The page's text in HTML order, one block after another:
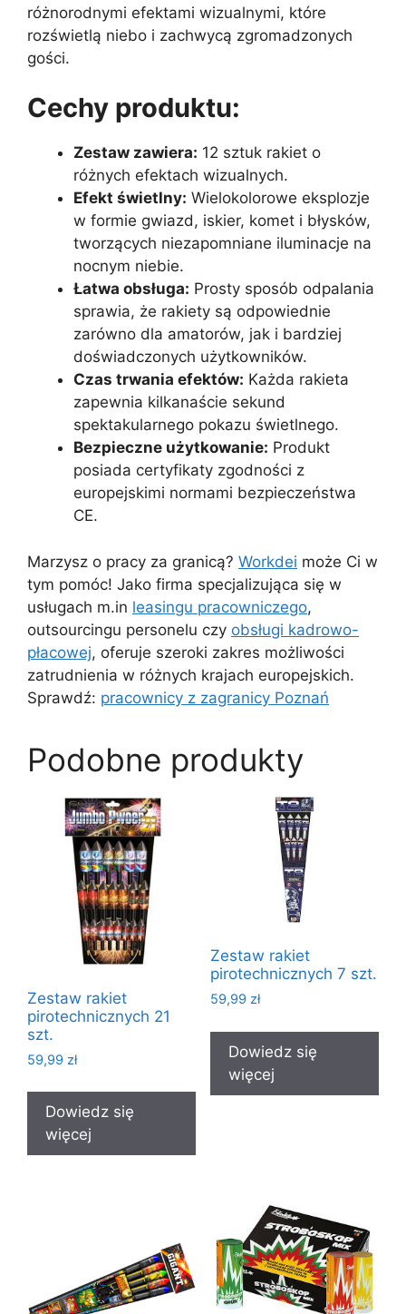
różnorodnymi efektami wizualnymi, które
rozświetlą niebo i zachwycą zgromadzonych
gości.
Cechy produktu:
Zestaw zawiera: 12 sztuk rakiet o
różnych efektach wizualnych.
Efekt świetlny: Wielokolorowe eksplozje
w formie gwiazd, iskier, komet i błysków,
tworzących niezapomniane iluminacje na
nocnym niebie.
Łatwa obsługa: Prosty sposób odpalania
sprawia, że rakiety są odpowiednie
zarówno dla amatorów, jak i bardziej
doświadczonych użytkowników.
Czas trwania efektów: Każda rakieta
zapewnia kilkanaście sekund
spektakularnego pokazu świetlnego.
Bezpieczne użytkowanie: Produkt
posiada certyfikaty zgodności z
europejskimi normami bezpieczeństwa
CE.
Marzysz o pracy za granicą? Workdei może Ci w
tym pomóc! Jako firma specjalizująca się w
usługach m.in leasingu pracowniczego,
outsourcingu personelu czy obsługi kadrowo-
płacowej, oferuje szeroki zakres możliwości
zatrudnienia w różnych krajach europejskich.
Sprawdź: pracownicy z zagranicy Poznań
Podobne produkty
Zestaw rakiet
pirotechnicznych 21
szt.
59,99 zł
Dowiedz się
więcej
Zestaw rakiet
pirotechnicznych 7 szt.
59,99 zł
Dowiedz się
więcej